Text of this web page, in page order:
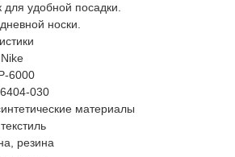
удобной посадки.
носки.
6000
030
материалы
резина